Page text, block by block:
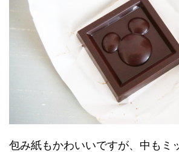
包み紙もかわいいですが、中もミ